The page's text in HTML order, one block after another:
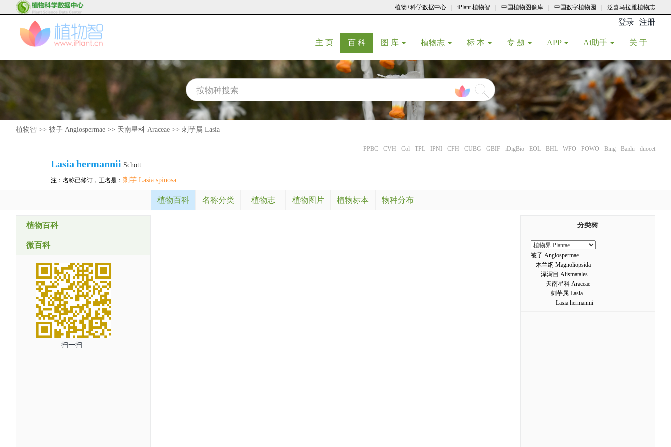
植物+科学数据中心 iPlant 植物智 中国植物图像库 中国数字植物园 泛喜马拉雅植物志
登录 注册
主 页(current)
百 科(current)
图 库 植物志 标 本 专 题 APP Ai助手 关 于
植物智 >> 被子 Angiospermae >> 天南星科 Araceae >> 刺芋属 Lasia
PPBC CVH Col TPL IPNI CFH CUBG GBIF iDigBio EOL BHL WFO POWO Bing Baidu duocet
Lasia hermannii Schott
注：名称已修订，正名是： 刺芋 Lasia spinosa
植物百科 名称分类 植物志 植物图片 植物标本 物种分布
植物百科
微百科
扫一扫
分类树
被子 Angiospermae
木兰纲 Magnoliopsida
泽泻目 Alismatales
天南星科 Araceae
刺芋属 Lasia
Lasia hermannii